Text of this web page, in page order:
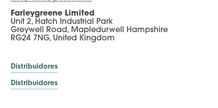
Farleygreene Limited
Unit 2, Hatch Industrial Park
Greywell Road, Mapledurwell Hampshire
RG24 7NG, United Kingdom
Distribuidores
Distribuidores